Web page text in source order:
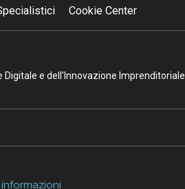
Cookie Center
e dell’Innovazione